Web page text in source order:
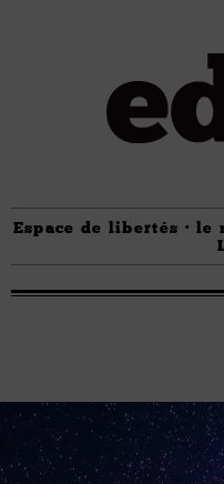
Espace de libertés ·